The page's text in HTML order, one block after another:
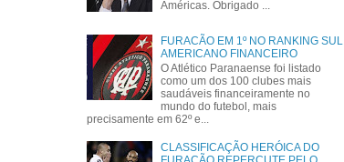
Américas. Obrigado ...
FURACÃO EM 1º NO RANKING SUL
AMERICANO FINANCEIRO
O Atlético Paranaense foi listado
como um dos 100 clubes mais
saudáveis financeiramente no
mundo do futebol, mais
precisamente em 62º e...
CLASSIFICAÇÃO HERÓICA DO